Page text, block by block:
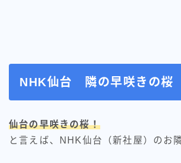
NHK仙台 隣の早咲きの桜
仙台の早咲きの桜！
と言えば、NHK仙台（新社屋）のお